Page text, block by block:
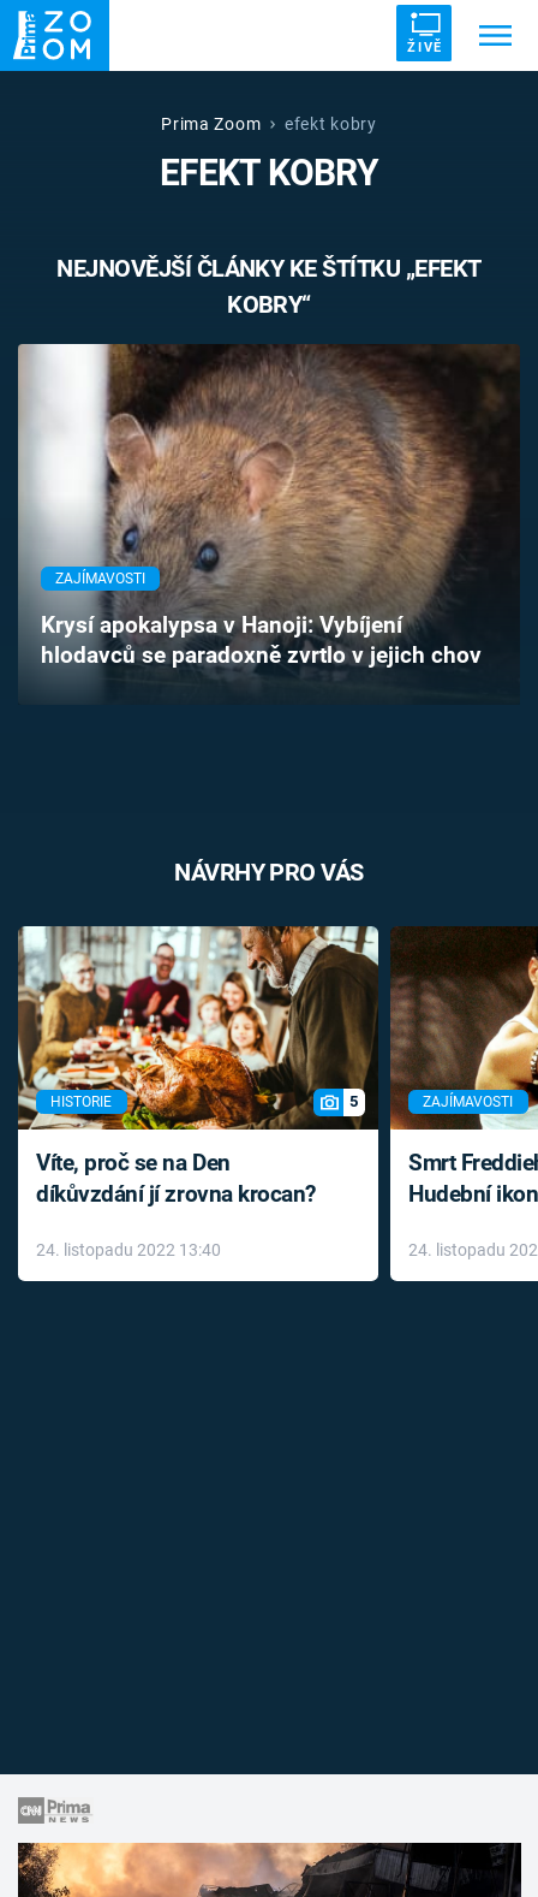
ŽIVĚ
UFO DRUHÁ SVĚTOVÁ VÁLKA
VETŘELCI DÁVNOVĚKU
Témata
Pořady
TV Program
Časopis
Sledujte prima+
Prima Zoom efekt kobry
EFEKT KOBRY
NEJNOVĚJŠÍ ČLÁNKY KE ŠTÍTKU „EFEKT
KOBRY“
ZAJÍMAVOSTI
Krysí apokalypsa v Hanoji: Vybíjení
hlodavců se paradoxně zvrtlo v jejich chov
NÁVRHY PRO VÁS
HISTORIE 5
Víte, proč se na Den
díkůvzdání jí zrovna krocan?
24. listopadu 2022 13:40
ZAJÍMAVOSTI
Smrt
Hudební
léky
24. listopadu